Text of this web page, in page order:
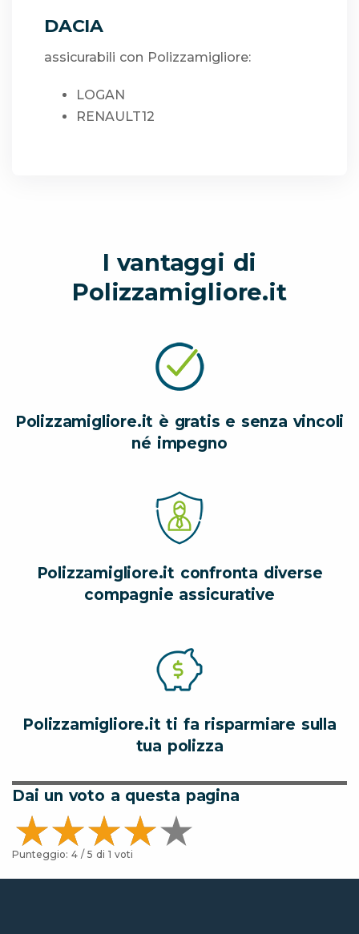
DACIA
assicurabili con Polizzamigliore:
LOGAN
RENAULT12
I vantaggi di
Polizzamigliore.it
Polizzamigliore.it è gratis e senza vincoli
né impegno
Polizzamigliore.it confronta diverse
compagnie assicurative
Polizzamigliore.it ti fa risparmiare sulla
tua polizza
Dai un voto a questa pagina
Punteggio: 4 / 5 di 1 voti